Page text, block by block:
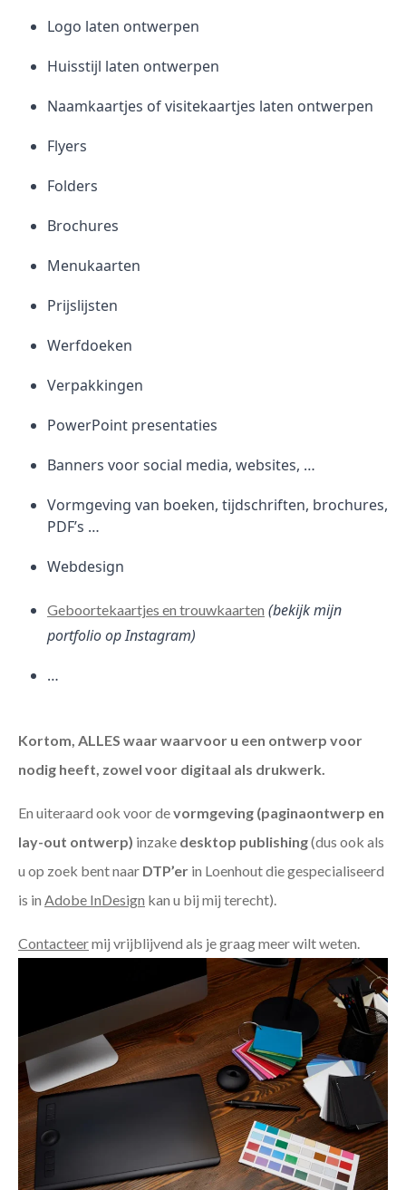
Logo laten ontwerpen
Huisstijl laten ontwerpen
Naamkaartjes of visitekaartjes laten ontwerpen
Flyers
Folders
Brochures
Menukaarten
Prijslijsten
Werfdoeken
Verpakkingen
PowerPoint presentaties
Banners voor social media, websites, …
Vormgeving van boeken, tijdschriften, brochures,
PDF’s …
Webdesign
Geboortekaartjes en trouwkaarten (bekijk mijn
portfolio op Instagram)
…
Kortom, ALLES waar waarvoor u een ontwerp voor
nodig heeft, zowel voor digitaal als drukwerk.
En uiteraard ook voor devormgeving (paginaontwerp en
lay-out ontwerp) inzake desktop publishing(dus ook als
u op zoek bent naar DTP’er in Loenhout die gespecialiseerd
is in Adobe InDesign kan u bij mij terecht).
Contacteermij vrijblijvend als je graag meer wilt weten.